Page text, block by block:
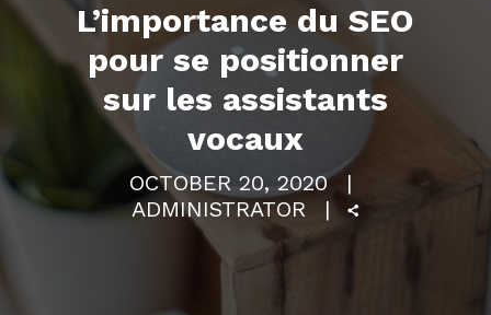
L’importance du SEO
pour se positionner
sur les assistants
vocaux
OCTOBER 20, 2020
ADMINISTRATOR